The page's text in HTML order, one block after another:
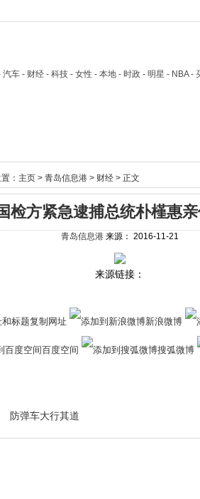
车 - 财经 - 科技 - 女性 - 本地 - 时政 - 明星 - NBA
： 主页 > 青岛信息港 > 财经 > 正文
检方紧急逮捕总统朴槿惠
青岛信息港 来源： 2016-11-21
来源链接：
复制网址 新浪微博
百度空间 搜弧微博
防弹车大行其道